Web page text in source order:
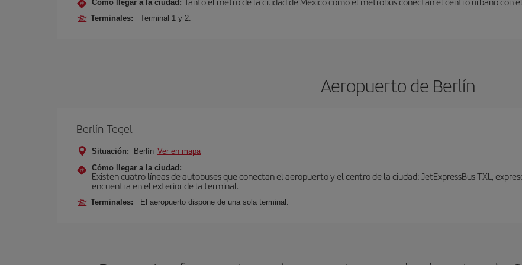
Cómo llegar a la ciudad:
Terminales: Terminal 1 y 2.
Aeropuerto de Berlín
Berlín-Tegel
Situación: Berlín Ver en mapa
Cómo llegar a la ciudad:
Existen cuatro líneas de autobuses que conectan el aeropuerto y el centro de la ciudad: JetExpressBus TXL,
encuentra en el exterior de la terminal.
Terminales: El aeropuerto dispone de una sola terminal.